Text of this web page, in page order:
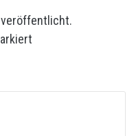
veröffentlicht.